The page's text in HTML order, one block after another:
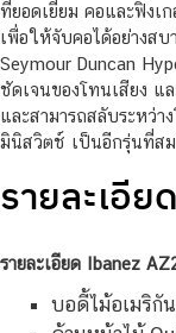
ที่ยอดเยี่ยม คอและฟิงเ
เพื่อให้จับคอได้อย่างส
Seymour Duncan
ชัดเจนของโทนเสียง แ
และสามารถสลับระหว่า
มินิสวิตช์ เป็นอีกรุ่นที่ส
รายละเอี
รายละเอียด Ibanez
บอดี้ไม้อเมริกั